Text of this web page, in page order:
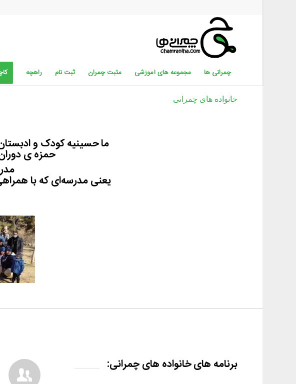
چمرانی ها مجموعه های آموزشی مثبت چمران ثبت نام راهچه
خانواده های چمرانی
ما حسینیه کودک و
حمزه ی
یعنی مدرسه‌ای که با
برنامه های خانواده های چمرانی: